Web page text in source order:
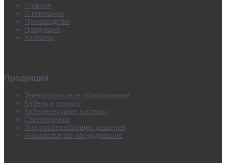
Главная
О компании
Производство
Продукция
Контакты
Продукция
Электрощитовое оборудование
Кабель и провод
Кабеленесущие системы
Светотехника
Энергосберегающие решения
Низковольтное оборудование